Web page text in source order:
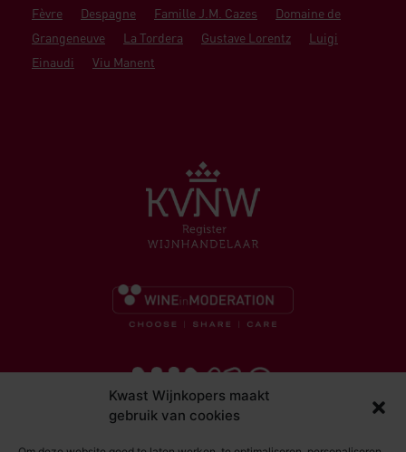
Kwast Wijnkopers maakt
gebruik van cookies
Fèvre
Despagne Famille J.M. Cazes
Domaine de
Grangeneuve
La Tordera Gustave Lorentz
Luigi
Einaudi
Viu Manent